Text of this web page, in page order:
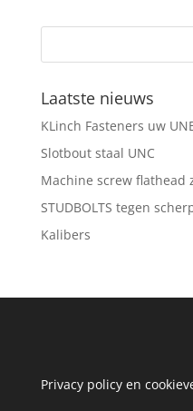
Laatste nieuws
KLinch Fasteners uw
Slotbout staal UNC
Machine screw flathead
STUDBOLTS tegen
Kalibers
Privacy policy en